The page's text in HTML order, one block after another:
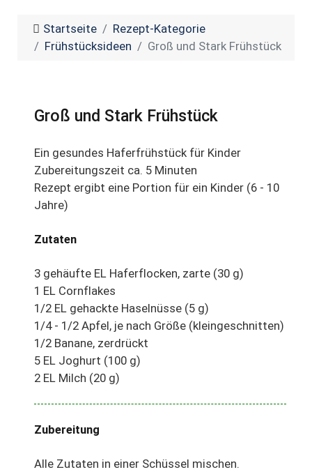
Startseite
Rezept-Kategorie
Frühstücksideen
Groß und Stark Frühstück
Groß und Stark Frühstück
Ein gesundes Haferfrühstück für Kinder
Zubereitungszeit ca. 5 Minuten
Rezept ergibt eine Portion für ein Kinder (6 - 10
Jahre)
Zutaten
3 gehäufte EL Haferflocken, zarte (30 g)
1 EL Cornflakes
1/2 EL gehackte Haselnüsse (5 g)
1/4 - 1/2 Apfel, je nach Größe (kleingeschnitten)
1/2 Banane, zerdrückt
5 EL Joghurt (100 g)
2 EL Milch (20 g)
Zubereitung
Alle Zutaten in einer Schüssel mischen.